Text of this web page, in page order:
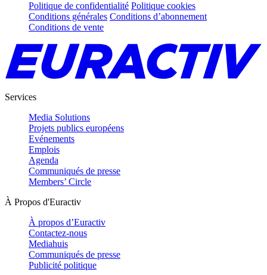
Politique de confidentialité Politique cookies
Conditions générales Conditions d’abonnement
Conditions de vente
Services
Media Solutions
Projets publics européens
Evénements
Emplois
Agenda
Communiqués de presse
Members’ Circle
À Propos d'Euractiv
À propos d’Euractiv
Contactez-nous
Mediahuis
Communiqués de presse
Publicité politique